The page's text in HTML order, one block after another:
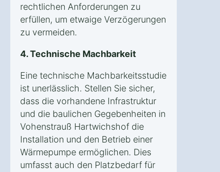
rechtlichen Anforderungen zu
erfüllen, um etwaige Verzögerungen
zu vermeiden.
4. Technische Machbarkeit
Eine technische Machbarkeitsstudie
ist unerlässlich. Stellen Sie sicher,
dass die vorhandene Infrastruktur
und die baulichen Gegebenheiten in
Vohenstrauß Hartwichshof die
Installation und den Betrieb einer
Wärmepumpe ermöglichen. Dies
umfasst auch den Platzbedarf für